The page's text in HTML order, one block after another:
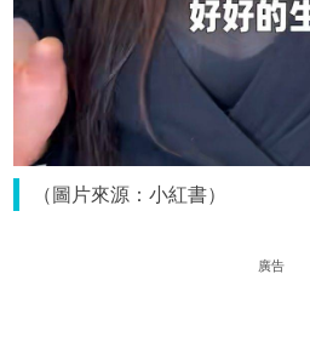
（圖片來源：小紅書）
廣告